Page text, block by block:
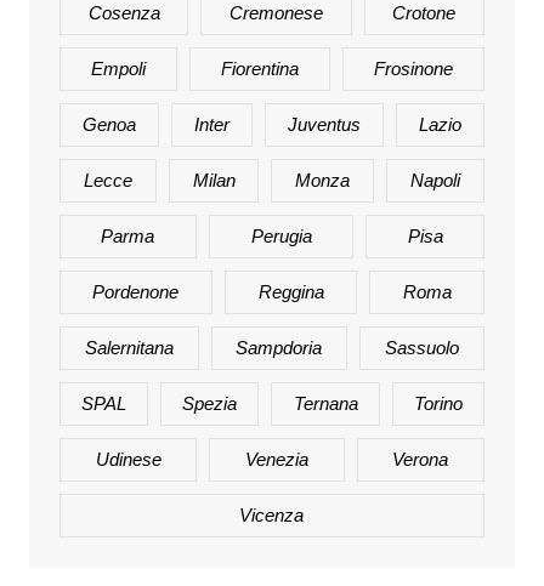
Cosenza Cremonese Crotone
Empoli Fiorentina Frosinone
Genoa Inter Juventus Lazio
Lecce Milan Monza Napoli
Parma Perugia Pisa
Pordenone Reggina Roma
Salernitana Sampdoria Sassuolo
SPAL Spezia Ternana Torino
Udinese Venezia Verona
Vicenza